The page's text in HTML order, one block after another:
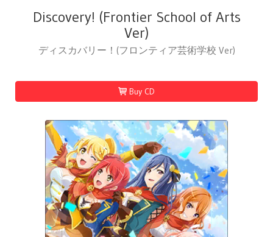
Discovery! (Frontier School of Arts
Ver)
ディスカバリー！(フロンティア芸術学校 Ver)
Buy CD